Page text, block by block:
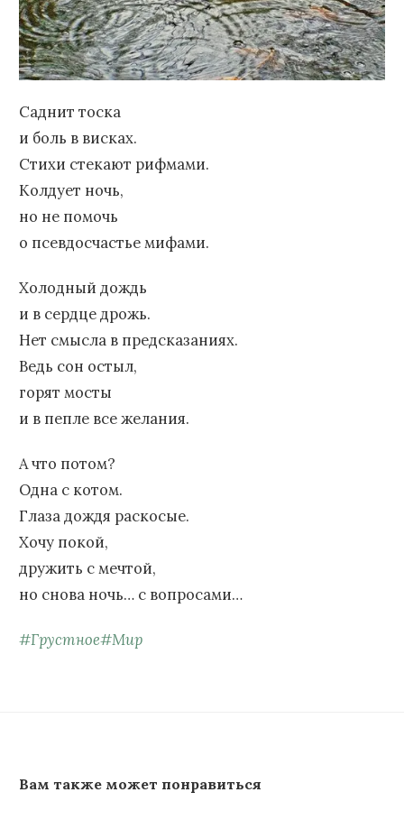
Саднит тоска
и боль в висках.
Стихи стекают рифмами.
Колдует ночь,
но не помочь
о псевдосчастье мифами.
Холодный дождь
и в сердце дрожь.
Нет смысла в предсказаниях.
Ведь сон остыл,
горят мосты
и в пепле все желания.
А что потом?
Одна с котом.
Глаза дождя раскосые.
Хочу покой,
дружить с мечтой,
но снова ночь… с вопросами…
#Грустное#Мир
Вам также может понравиться